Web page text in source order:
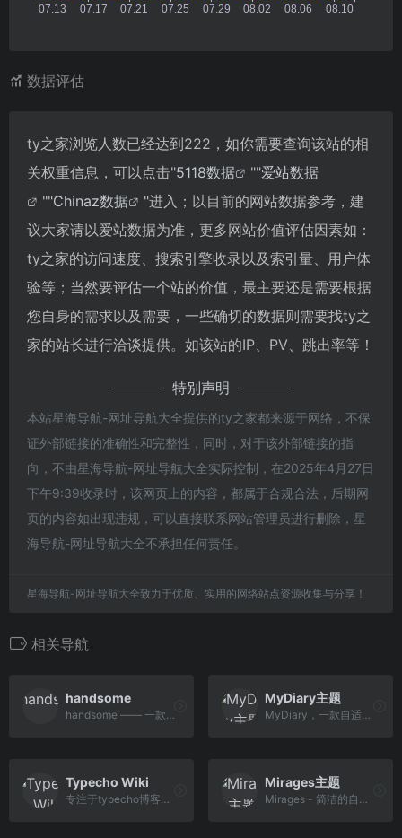
数据评估
ty之家浏览人数已经达到222，如你需要查询该站的相
关权重信息，可以点击"5118数据 ""爱站数据
""Chinaz数据
"进入；以目前的网站数据参考，建
议大家请以爱站数据为准，更多网站价值评估因素如：
ty之家的访问速度、搜索引擎收录以及索引量、用户体
验等；当然要评估一个站的价值，最主要还是需要根据
您自身的需求以及需要，一些确切的数据则需要找ty之
家的站长进行洽谈提供。如该站的IP、PV、跳出率等！
特别声明
本站星海导航-网址导航大全提供的ty之家都来源于网络，不保
证外部链接的准确性和完整性，同时，对于该外部链接的指
向，不由星海导航-网址导航大全实际控制，在2025年4月27日
下午9:39收录时，该网页上的内容，都属于合规合法，后期网
页的内容如出现违规，可以直接联系网站管理员进行删除，星
海导航-网址导航大全不承担任何责任。
星海导航-网址导航大全致力于优质、实用的网络站点资源收集与分享！
相关导航
handsome
handsome —— 一款typecho主题，功能强大
MyDiary主题
MyDiary，一款自适应多功能的Typecho个人生活主题
Typecho Wiki
专注于typecho博客网站主题安装配置，主题插件开发等问题解决方案，为您提供Typecho各类主题模板插件演示及下载服务。
Mirages主题
Mirages - 简洁的自适应主题